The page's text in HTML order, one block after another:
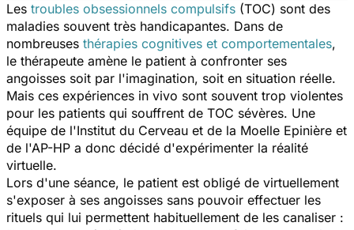
Les troubles obsessionnels compulsifs (TOC) sont des
maladies souvent très handicapantes. Dans de
nombreuses thérapies cognitives et comportementales,
le thérapeute amène le patient à confronter ses
angoisses soit par l'imagination, soit en situation réelle.
Mais ces expériences in vivo sont souvent trop violentes
pour les patients qui souffrent de TOC sévères. Une
équipe de l'Institut du Cerveau et de la Moelle Epinière et
de l'AP-HP a donc décidé d'expérimenter la réalité
virtuelle.
Lors d'une séance, le patient est obligé de virtuellement
s'exposer à ses angoisses sans pouvoir effectuer les
rituels qui lui permettent habituellement de les canaliser :